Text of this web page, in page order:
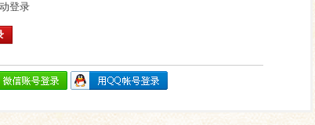
登录